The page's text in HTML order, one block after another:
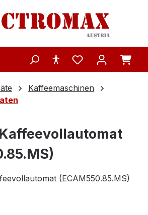
Kaffeemaschinen